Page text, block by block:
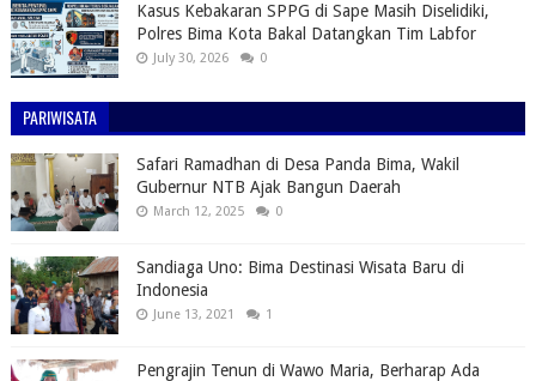
Kasus Kebakaran SPPG di Sape Masih Diselidiki,
Polres Bima Kota Bakal Datangkan Tim Labfor
July 30, 2026 0
PARIWISATA
Safari Ramadhan di Desa Panda Bima, Wakil
Gubernur NTB Ajak Bangun Daerah
March 12, 2025 0
Sandiaga Uno: Bima Destinasi Wisata Baru di
Indonesia
June 13, 2021 1
Pengrajin Tenun di Wawo Maria, Berharap Ada